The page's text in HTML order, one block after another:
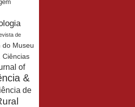
de
do Museu
Ciências
of
&
de